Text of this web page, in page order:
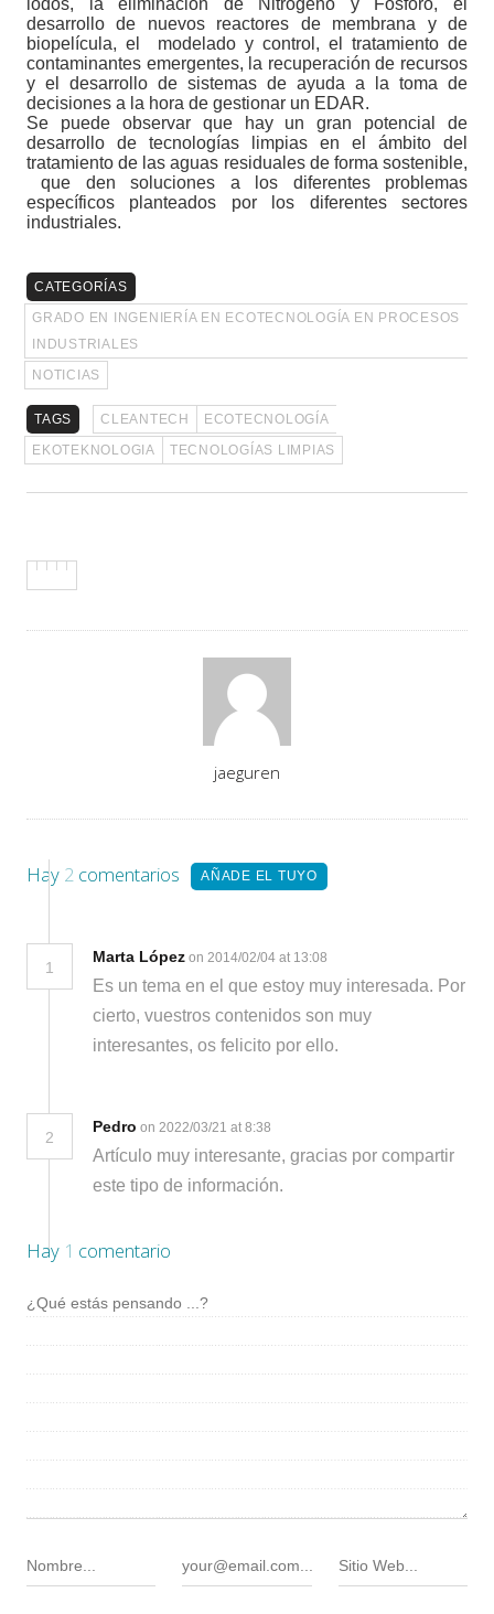
lodos, la eliminación de Nitrógeno y Fósforo, el
desarrollo de nuevos reactores de membrana y de
biopelícula, el
modelado y control, el tratamiento de
contaminantes emergentes, la recuperación de recursos
y el desarrollo de sistemas de ayuda a la toma de
decisiones a la hora de gestionar un EDAR.
Se puede observar que hay un gran potencial de
desarrollo de tecnologías limpias en el ámbito del
tratamiento de las aguas residuales de forma sostenible,
que den soluciones a los diferentes problemas
específicos planteados por los diferentes sectores
industriales.
CATEGORÍAS
GRADO EN INGENIERÍA EN ECOTECNOLOGÍA EN PROCESOS
INDUSTRIALES
NOTICIAS
TAGS CLEANTECH
ECOTECNOLOGÍA
EKOTEKNOLOGIA
TECNOLOGÍAS LIMPIAS
jaeguren
Hay 2 comentarios AÑADE EL TUYO
1
Marta López on 2014/02/04 at 13:08
Es un tema en el que estoy muy interesada. Por
cierto, vuestros contenidos son muy
interesantes, os felicito por ello.
2
Pedro on 2022/03/21 at 8:38
Artículo muy interesante, gracias por compartir
este tipo de información.
Hay 1 comentario